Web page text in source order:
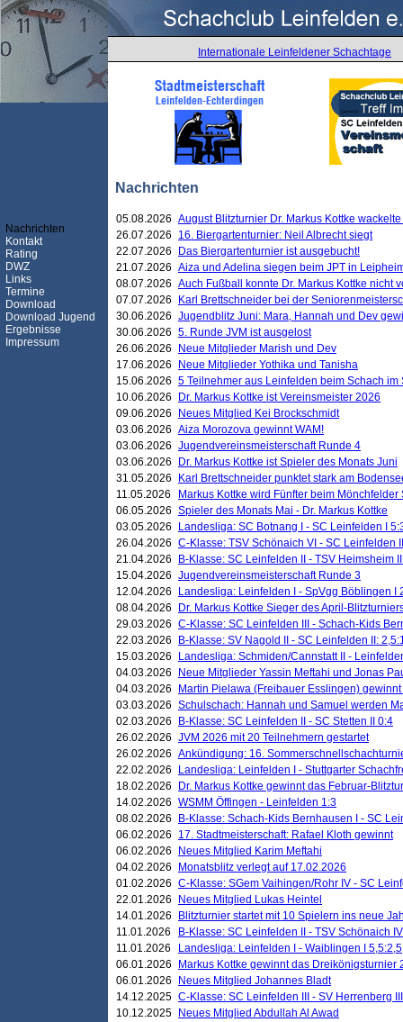
Internationale Leinfeldener Schachtage
Nachrichten
Nachrichten
Kontakt
Rating
DWZ
Links
Termine
Download
Download Jugend
Ergebnisse
Impressum
05.08.2026 August Blitzturnier Dr. Markus Kottke
26.07.2026
16. Biergartenturnier: Neil Albrecht siegt
22.07.2026
Das Biergartenturnier ist ausgebucht!
21.07.2026 Aiza und Adelina siegen beim JPT in
08.07.2026 Auch Fußball konnte Dr. Markus Kottke nicht
07.07.2026
Karl Brettschneider bei der
30.06.2026 Jugendblitz Juni: Mara, Hannah und Dev
30.06.2026 5. Runde JVM ist ausgelost
26.06.2026
Neue Mitglieder Marish und Dev
17.06.2026
Neue Mitglieder Yothika und Tanisha
15.06.2026 5 Teilnehmer aus Leinfelden beim Schach
10.06.2026
Dr. Markus Kottke ist Vereinsmeister 2026
09.06.2026
Neues Mitglied Kei Brockschmidt
03.06.2026 Aiza Morozova gewinnt WAM!
03.06.2026 Jugendvereinsmeisterschaft Runde 4
03.06.2026
Dr. Markus Kottke ist Spieler des Monats Juni
31.05.2026
Karl Brettschneider punktet stark am
11.05.2026
Markus Kottke wird Fünfter beim
06.05.2026 Spieler des Monats Mai - Dr. Markus Kottke
03.05.2026
Landesliga: SC Botnang I - SC Leinfelden I
26.04.2026 C-Klasse: TSV Schönaich VI - SC Leinfelden
21.04.2026
B-Klasse: SC Leinfelden II - TSV Heimsheim
15.04.2026 Jugendvereinsmeisterschaft Runde 3
12.04.2026
Landesliga: Leinfelden I - SpVgg Böblingen I
08.04.2026
Dr. Markus Kottke Sieger des April-
29.03.2026 C-Klasse: SC Leinfelden III - Schach-Kids
22.03.2026
B-Klasse: SV Nagold II - SC Leinfelden II:
15.03.2026
Landesliga: Schmiden/Cannstatt II -
04.03.2026
Neue Mitglieder Yassin Meftahi und Jonas
04.03.2026
Martin Pielawa (Freibauer Esslingen)
03.03.2026 Schulschach: Hannah und Samuel werden
02.03.2026
B-Klasse: SC Leinfelden II - SC Stetten II 0:4
26.02.2026 JVM 2026 mit 20 Teilnehmern gestartet
26.02.2026 Ankündigung: 16.
22.02.2026
Landesliga: Leinfelden I - Stuttgarter
18.02.2026
Dr. Markus Kottke gewinnt das Februar-
14.02.2026 WSMM Öffingen - Leinfelden 1:3
08.02.2026
B-Klasse: Schach-Kids Bernhausen I - SC
06.02.2026
17. Stadtmeisterschaft: Rafael Kloth gewinnt
06.02.2026
Neues Mitglied Karim Meftahi
04.02.2026
Monatsblitz verlegt auf 17.02.2026
01.02.2026 C-Klasse: SGem Vaihingen/Rohr IV - SC
22.01.2026
Neues Mitglied Lukas Heintel
14.01.2026
Blitzturnier startet mit 10 Spielern ins neue
11.01.2026
B-Klasse: SC Leinfelden II - TSV Schönaich
11.01.2026
Landesliga: Leinfelden I - Waiblingen I 5,5:2,5
06.01.2026
Markus Kottke gewinnt das Dreikönigsturnier
06.01.2026
Neues Mitglied Johannes Bladt
14.12.2025 C-Klasse: SC Leinfelden III - SV Herrenberg
10.12.2025
Neues Mitglied Abdullah Al Awad